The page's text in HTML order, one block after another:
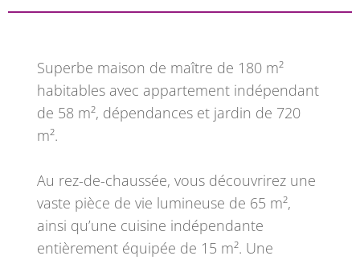
Superbe maison de maître de 180 m²
habitables avec appartement indépendant
de 58 m², dépendances et jardin de 720
m².
Au rez-de-chaussée, vous découvrirez une
vaste pièce de vie lumineuse de 65 m²,
ainsi qu’une cuisine indépendante
entièrement équipée de 15 m². Une